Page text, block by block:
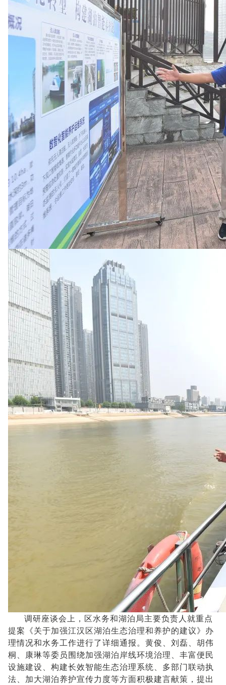
调研座谈会上，区水务和湖泊局主要负责人就重点
提案《关于加强江汉区湖泊生态治理和养护的建议》办
理情况和水务工作进行了详细通报。黄俊、刘磊、胡伟
桐、康琳等委员围绕加强湖泊岸线环境治理、丰富便民
设施建设、构建长效智能生态治理系统、多部门联动执
法、加大湖泊养护宣传力度等方面积极建言献策，提出